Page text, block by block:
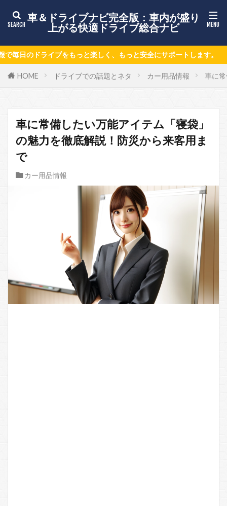
車＆ドライブナビ完全版：車内が盛り
上がる快適ドライブ総合ナビ
と安全にサポートします。
HOME ドライブでの話題とネタ カー用品情報 車に
車に常備したい万能アイテム「寝袋」
の魅力を徹底解説！防災から来客用ま
で
カー用品情報